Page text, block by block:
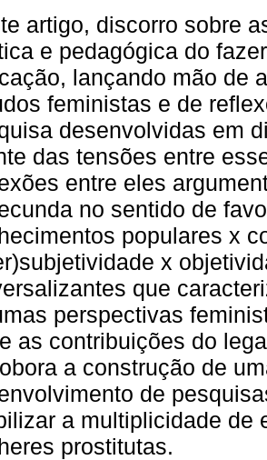
artigo, discorro sobre
e pedagógica do
lançando mão de
feministas e de
desenvolvidas em
das tensões entre
entre eles
no sentido de
populares x
x
que
perspectivas
as contribuições do
a construção de
de
a multiplicidade de
prostitutas.